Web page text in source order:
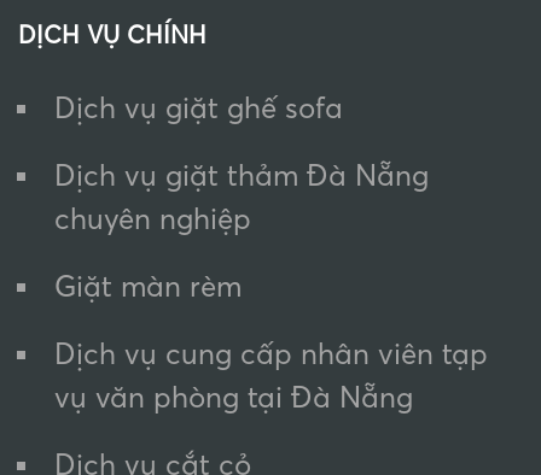
DỊCH VỤ CHÍNH
Dịch vụ giặt ghế sofa
Dịch vụ giặt thảm Đà Nẵng
chuyên nghiệp
Giặt màn rèm
Dịch vụ cung cấp nhân viên tạp
vụ văn phòng tại Đà Nẵng
Dịch vụ cắt cỏ